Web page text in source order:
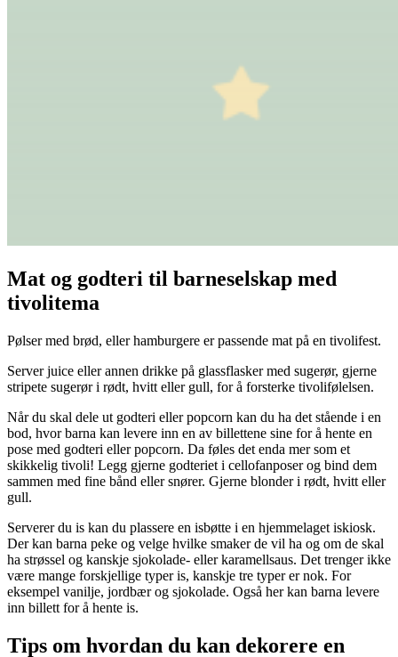
Mat og godteri til barneselskap med
tivolitema
Pølser med brød, eller hamburgere er passende mat på en tivolifest.
Server juice eller annen drikke på glassflasker med sugerør, gjerne
stripete sugerør i rødt, hvitt eller gull, for å forsterke tivolifølelsen.
Når du skal dele ut godteri eller popcorn kan du ha det stående i en
bod, hvor barna kan levere inn en av billettene sine for å hente en
pose med godteri eller popcorn. Da føles det enda mer som et
skikkelig tivoli! Legg gjerne godteriet i cellofanposer og bind dem
sammen med fine bånd eller snører. Gjerne blonder i rødt, hvitt eller
gull.
Serverer du is kan du plassere en isbøtte i en hjemmelaget iskiosk.
Der kan barna peke og velge hvilke smaker de vil ha og om de skal
ha strøssel og kanskje sjokolade- eller karamellsaus. Det trenger ikke
være mange forskjellige typer is, kanskje tre typer er nok. For
eksempel vanilje, jordbær og sjokolade. Også her kan barna levere
inn billett for å hente is.
Tips om hvordan du kan dekorere en